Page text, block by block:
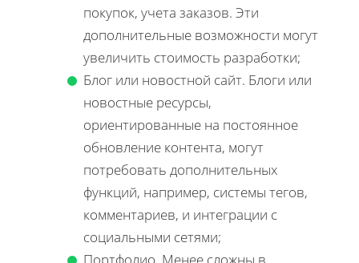
покупок, учета заказов. Эти
дополнительные возможности могут
увеличить стоимость разработки;
Блог или новостной сайт. Блоги или
новостные ресурсы,
ориентированные на постоянное
обновление контента, могут
потребовать дополнительных
функций, например, системы тегов,
комментариев, и интеграции с
социальными сетями;
Портфолио. Менее сложны в